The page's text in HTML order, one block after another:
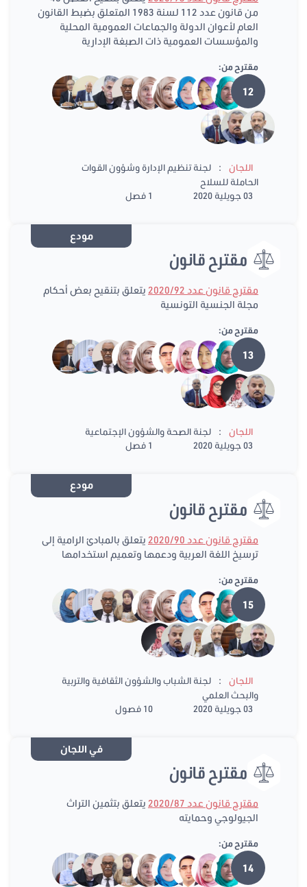
من قانون عدد 112 لسنة 1983 المتعلق بضبط القانون
العام لأعوان الدولة والجماعات العمومية المحلية
والمؤسسات العمومية ذات الصبغة الإدارية
مقترح من:
12
اللجان :
لجنة تنظيم الإدارة وشؤون القوات
الحاملة للسلاح
03 جويلية 2020
1 فصل
مودع
مقترح قانون
مقترح قانون عدد 2020/92
يتعلق بتنقيح بعض أحكام
مجلة الجنسية التونسية
مقترح من:
13
اللجان :
لجنة الصحة والشؤون الإجتماعية
03 جويلية 2020
1 فصل
مودع
مقترح قانون
مقترح قانون عدد 2020/90
يتعلق بالمبادئ الرامية إلى
ترسيخ اللغة العربية ودعمها وتعميم استخدامها
مقترح من:
15
اللجان :
لجنة الشباب والشؤون الثقافية والتربية
والبحث العلمي
03 جويلية 2020
10 فصول
في اللجان
مقترح قانون
مقترح قانون عدد 2020/87
يتعلق بتثمين التراث
الجيولوجي وحمايته
مقترح من:
14